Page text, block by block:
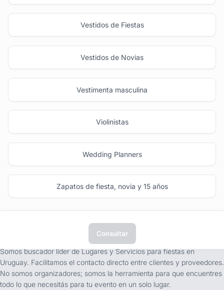
Vestidos de Fiestas
Vestidos de Novias
Vestimenta masculina
Violinistas
Wedding Planners
Zapatos de fiesta, novia y 15 años
Consultar
Somos buscador líder de Lugares y Servicios para fiestas en
Uruguay. Facilitamos el contacto directo entre clientes y proveedores.
No somos organizadores; somos la herramienta para que encuentres
todo lo que necesitás para tu evento en un solo lugar.